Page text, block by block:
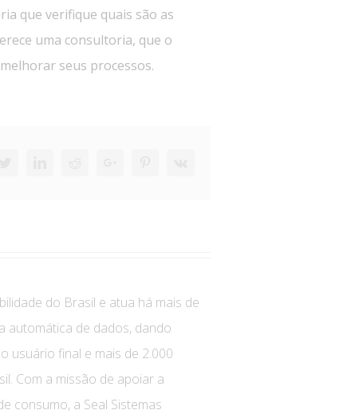
que verifique quais são as
uma consultoria, que o
seus processos.
do Brasil e atua há mais de
automática de dados, dando
usuário final e mais de 2.000
Com a missão de apoiar a
consumo, a Seal Sistemas